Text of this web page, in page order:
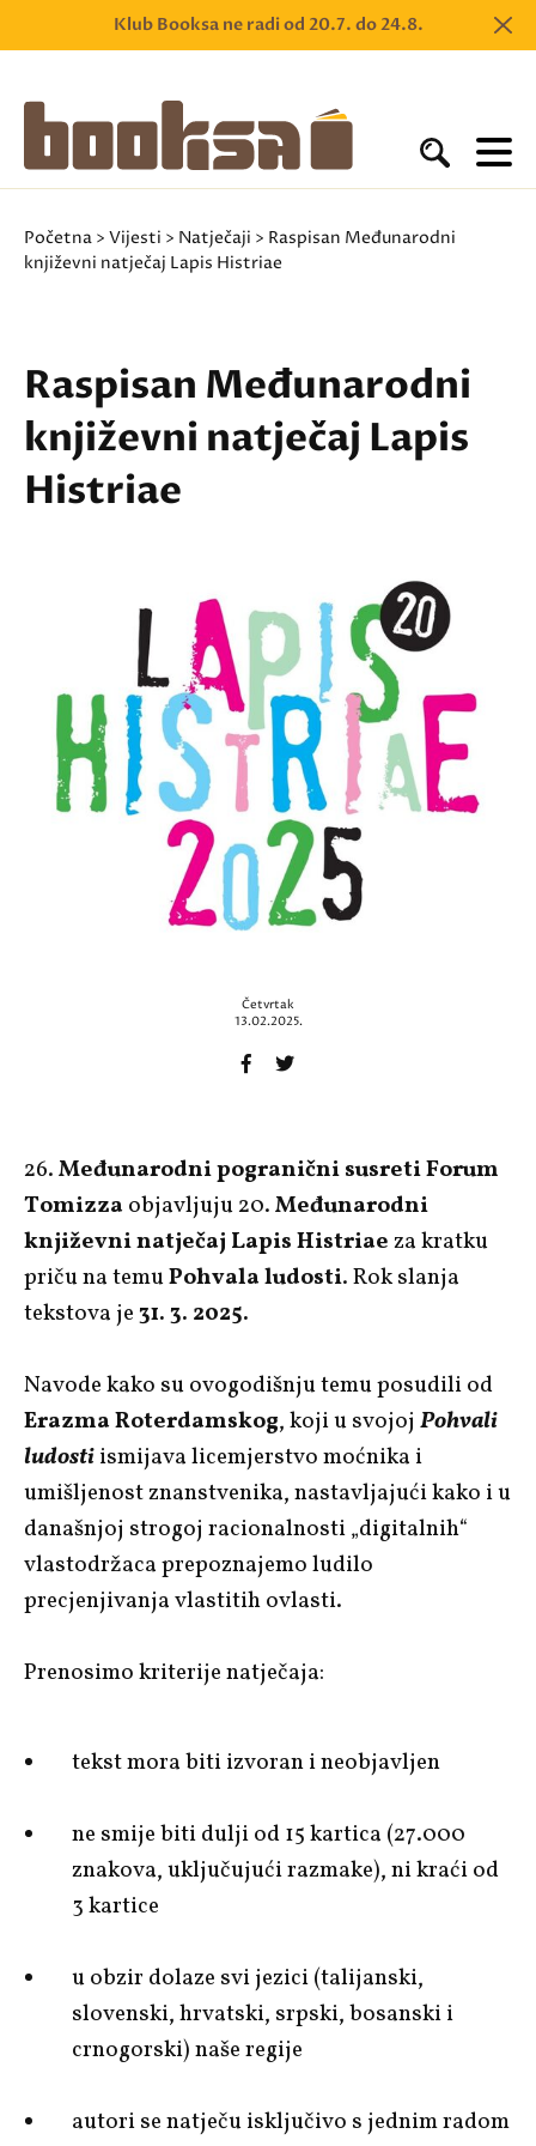
Klub Booksa ne radi od 20.7. do 24.8.
Početna > Vijesti > Natječaji > Raspisan Međunarodni
književni natječaj Lapis Histriae
Raspisan Međunarodni
književni natječaj Lapis
Histriae
Četvrtak
13.02.2025.
26.Međunarodni pogranični susreti Forum
Tomizzaobjavljuju 20.Međunarodni
književni natječaj Lapis Histriaeza kratku
priču na temuPohvala ludosti. Rok slanja
tekstova je31. 3. 2025.
Navode kako su ovogodišnju temu posudili od
Erazma Roterdamskog, koji u svojoj Pohvali
ludostiismijava licemjerstvo moćnika i
umišljenost znanstvenika, nastavljajući kako i u
današnjoj strogoj racionalnosti „digitalnih“
vlastodržaca prepoznajemo ludilo
precjenjivanja vlastitih ovlasti.
Prenosimo kriterije natječaja:
tekst mora biti izvoran i neobjavljen
ne smije biti dulji od 15 kartica (27.000
znakova, uključujući razmake), ni kraći od
3 kartice
u obzir dolaze svi jezici (talijanski,
slovenski, hrvatski, srpski, bosanski i
crnogorski) naše regije
autori se natječu isključivo s jednim radom